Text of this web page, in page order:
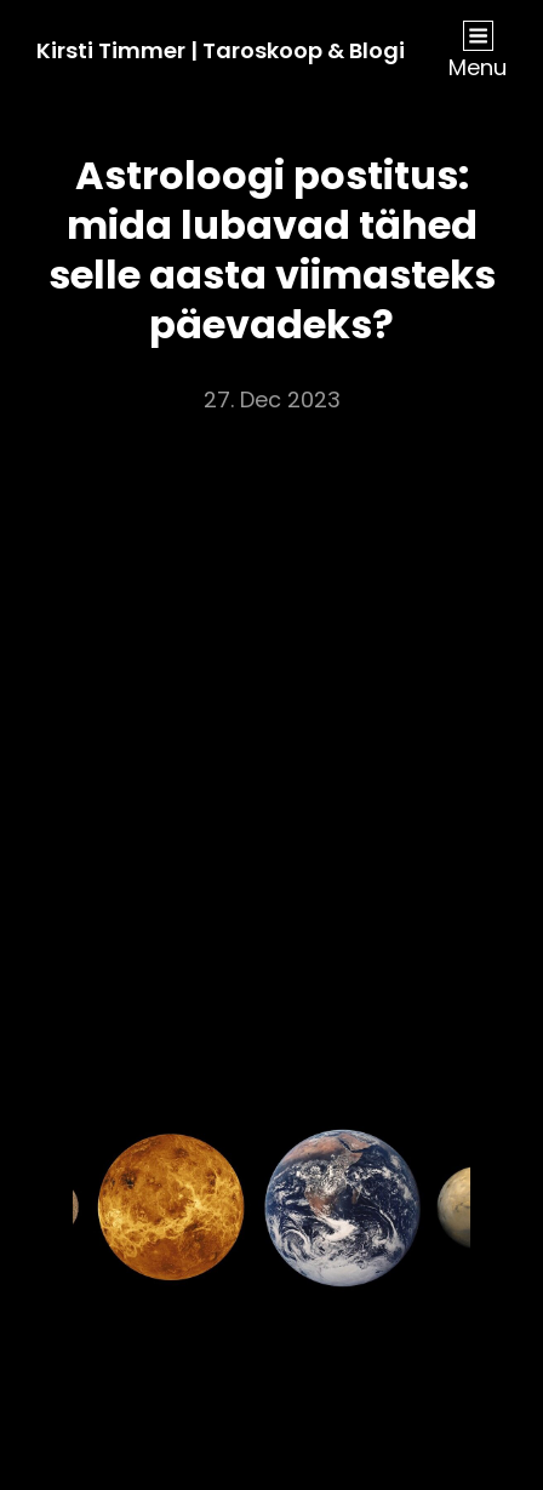
Kirsti Timmer | Taroskoop & Blogi
Menu
Astroloogi postitus:
mida lubavad tähed
selle aasta viimasteks
päevadeks?
27. Dec 2023